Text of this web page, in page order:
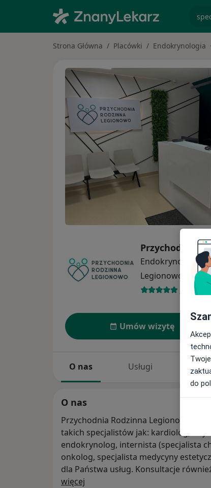
Strona Główna Placówki Endokrynologia
Przychodnia
Endokrynologia
Legionowo
1
222
Umów wizytę
O nas Usługi
O nas
Przychodnia Rodzinna Legionowo
takich specjalistów jak: kardiolog,
endokrynolog, internista (specjalista
onkolog, specjalista medycyny
dla Państwa usług. Konsultacje
zarejestrować się za pomocą on-line
więcej
do